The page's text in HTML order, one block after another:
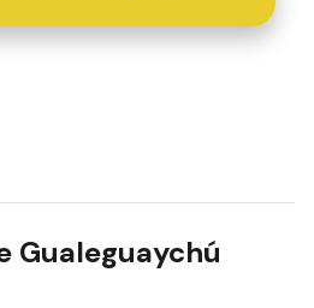
Gualeguaychú